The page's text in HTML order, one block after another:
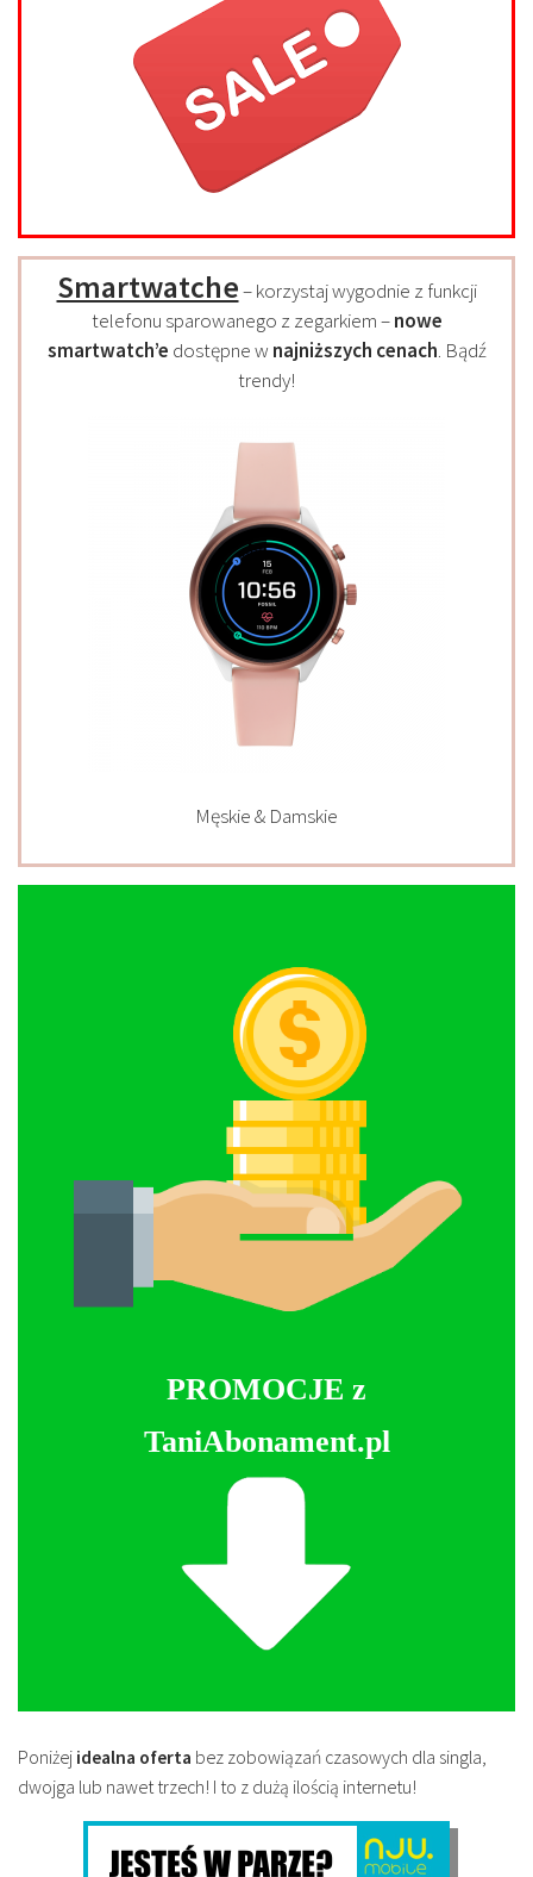
Smartwatche– korzystaj wygodnie z funkcji
telefonu sparowanego z zegarkiem –nowe
smartwatch’e dostępne w najniższych cenach. Bądź
trendy!
Męskie & Damskie
PROMOCJE z
TaniAbonament.pl
Poniżej idealna oferta bez zobowiązań czasowych dla singla,
dwojga lub nawet trzech! I to z dużą ilością internetu!